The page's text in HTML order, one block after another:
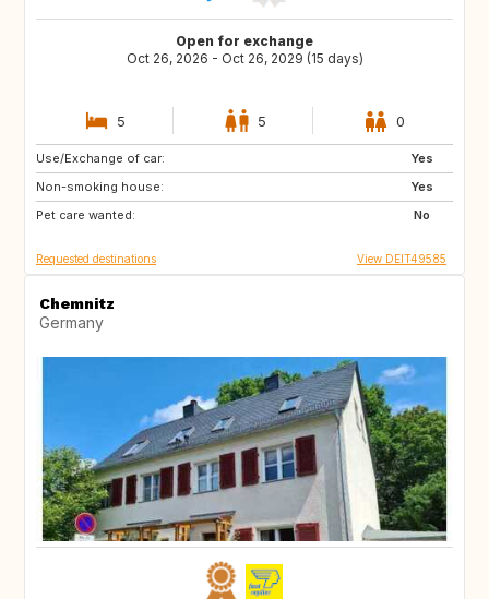
Open for exchange
Oct 26, 2026 - Oct 26, 2029 (15 days)
5 5 0
Use/Exchange of car:
Yes
Non-smoking house:
Yes
Pet care wanted:
No
AU
AR
MC
Requested destinations View DEIT49585
Chemnitz
Germany